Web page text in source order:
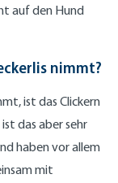
auf den Hund
nimmt?
ist das Clickern
das aber sehr
haben vor allem
mit